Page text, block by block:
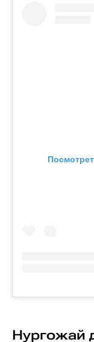
Нургожай